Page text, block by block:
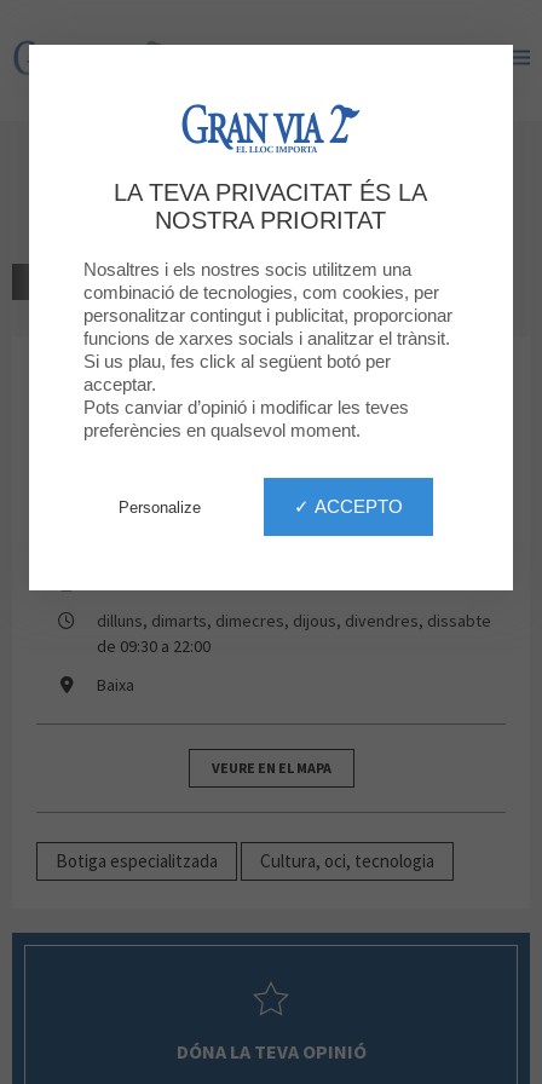
Gran Via 2
GAME
TORNAR AL LLISTAT
CULTURA, OCI, TECNOLOGIA
GAME
dilluns, dimarts, dimecres, dijous, divendres, dissabte
de 09:30 a 22:00
Baixa
VEURE EN EL MAPA
Botiga especialitzada Cultura, oci, tecnologia
DÓNA LA TEVA OPINIÓ
LA TEVA PRIVACITAT ÉS LA
NOSTRA PRIORITAT
Nosaltres i els nostres socis utilitzem una
combinació de tecnologies, com cookies, per
personalitzar contingut i publicitat, proporcionar
funcions de xarxes socials i analitzar el trànsit.
Si us plau, fes click al següent botó per
acceptar.
Pots canviar d’opinió i modificar les teves
preferències en qualsevol moment.
✓ ACCEPTO
Personalize